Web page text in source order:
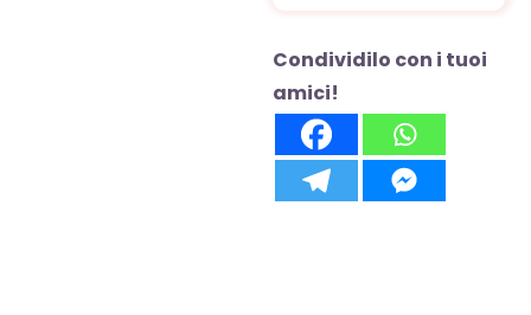
Condividilo con i tuoi
amici!